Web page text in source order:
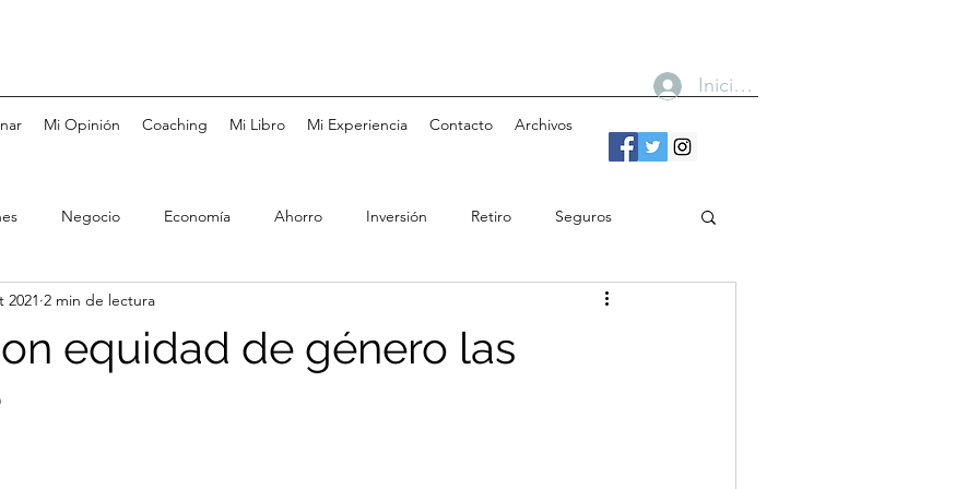
Iniciar sesión
Mi Opinión Coaching Mi Libro Mi Experiencia Contacto Archivos
Negocio Economía Ahorro Inversión Retiro Seguros
Tarjetas de Crédito
equidad de género las
2021 2 min de lectura